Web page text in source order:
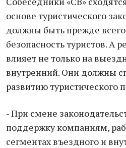
основе туристического
должны быть прежде
безопасность туристов. А
влияет не только на
внутренний. Они должны
развитию туристического
- При смене
поддержку компаниям,
сегментах въездного и